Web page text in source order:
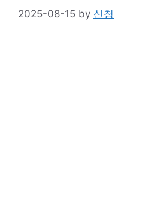
2025-08-15 by 신청